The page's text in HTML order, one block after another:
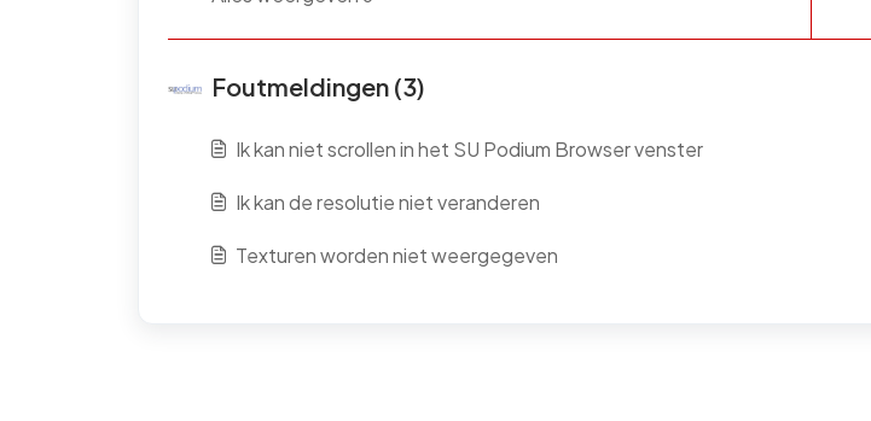
Foutmeldingen (3)
Ik kan niet scrollen in het SU Podium Browser venster
Ik kan de resolutie niet veranderen
Texturen worden niet weergegeven